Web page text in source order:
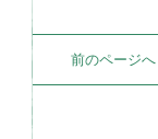
前のページへ